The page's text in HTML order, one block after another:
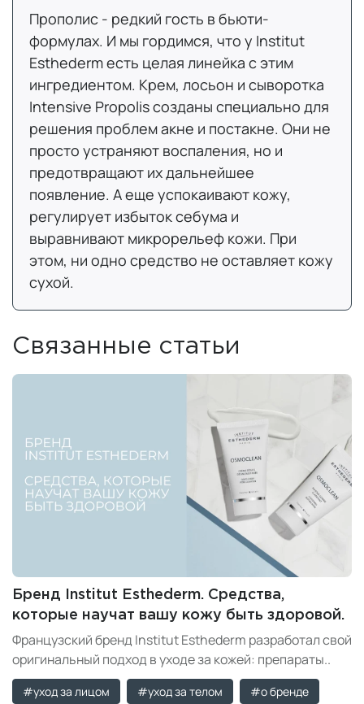
Прополис - редкий гость в бьюти-
формулах. И мы гордимся, что у Institut
Esthederm есть целая линейка с этим
ингредиентом. Крем, лосьон и сыворотка
Intensive Propolis созданы специально для
решения проблем акне и постакне. Они не
просто устраняют воспаления, но и
предотвращают их дальнейшее
появление. А еще успокаивают кожу,
регулирует избыток себума и
выравнивают микрорельеф кожи. При
этом, ни одно средство не оставляет кожу
сухой.
Связанные статьи
Бренд Institut Esthederm. Средства,
которые научат вашу кожу быть здоровой.
Французский бренд Institut Esthederm разработал свой
оригинальный подход в уходе за кожей: препараты..
#уход за лицом #уход за телом #о бренде